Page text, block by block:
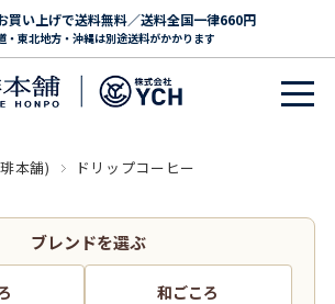
買い上げで送料無料／送料全国一律660円
・東北地方・沖縄は別途送料がかかります
本舗)
ドリップコーヒー
ブレンドを選ぶ
和ごころ